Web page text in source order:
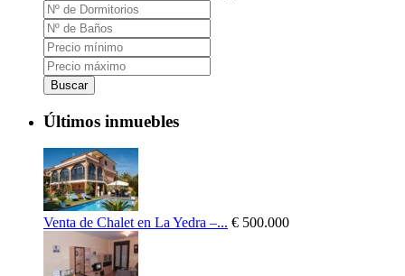
Buscar
Últimos inmuebles
Venta de Chalet en La Yedra –... € 500.000